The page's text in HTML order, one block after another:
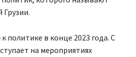
политике в конце 2023 года. С
на мероприятиях